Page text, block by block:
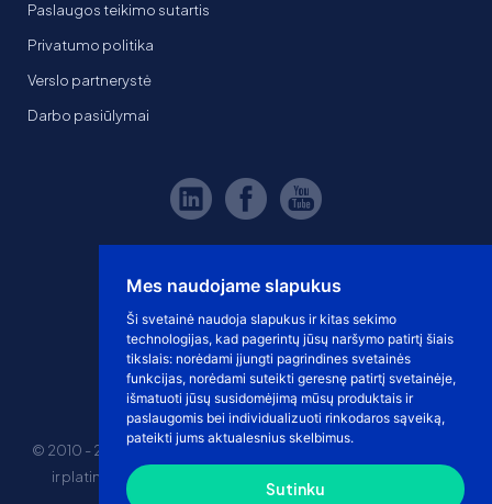
Mes naudojame slapukus
Ši svetainė naudoja slapukus ir kitas sekimo
technologijas, kad pagerintų jūsų naršymo patirtį šiais
tikslais: norėdami įjungti pagrindines svetainės
funkcijas, norėdami suteikti geresnę patirtį svetainėje,
išmatuoti jūsų susidomėjimą mūsų produktais ir
paslaugomis bei individualizuoti rinkodaros sąveiką,
pateikti jums aktualesnius skelbimus.
Sutinku
Paslaugos teikimo sutartis
Privatumo politika
Verslo partnerystė
Darbo pasiūlymai
© 2010 - 2026 eshoprent prekinis ženklas saugomas. Kopijuoti
ir platinti svetainės turinį be sutikimo griežtai draudžiama.